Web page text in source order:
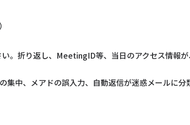
。折り返し、MeetingID等、当日のアクセス情報
中、メアドの誤入力、自動返信が迷惑メールに分